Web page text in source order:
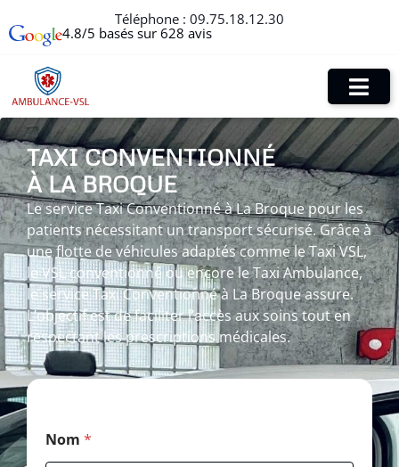
Téléphone : 09.75.18.12.30
4.8/5 basés sur 628 avis
TAXI CONVENTIONNÉ
À LA BROQUE
Le service Taxi Conventionné à La Broque pour les
patients nécessitant un transport sécurisé. Grâce à
une flotte de véhicules adaptés comme le Taxi VSL,
le VSL conventionné ou encore le Taxi Ambulance,
le service Taxi Conventionné à La Broque assure.
L’objectif est de faciliter l’accès aux soins tout en
respectant les prescriptions médicales.
Nom *
*
*